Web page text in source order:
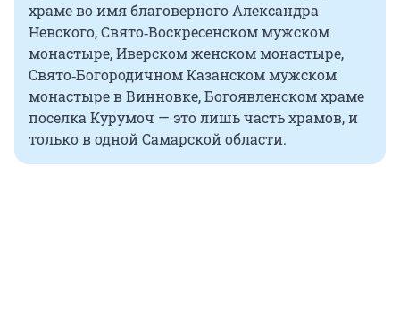
храме во имя благоверного Александра
Невского, Свято‑Воскресенском мужском
монастыре, Иверском женском монастыре,
Свято‑Богородичном Казанском мужском
монастыре в Винновке, Богоявленском храме
поселка Курумоч — это лишь часть храмов, и
только в одной Самарской области.